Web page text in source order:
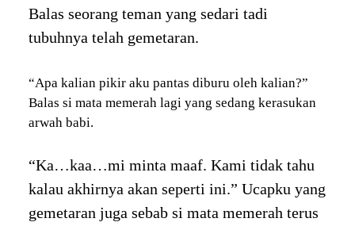
Balas seorang teman yang sedari tadi
tubuhnya telah gemetaran.
“Apa kalian pikir aku pantas diburu oleh kalian?”
Balas si mata memerah lagi yang sedang kerasukan
arwah babi.
“Ka…kaa…mi minta maaf. Kami tidak tahu
kalau akhirnya akan seperti ini.” Ucapku yang
gemetaran juga sebab si mata memerah terus